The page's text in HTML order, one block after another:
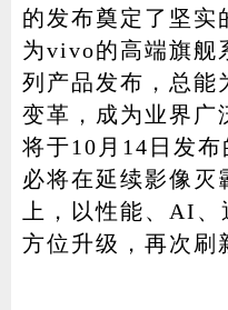
的发布奠定了坚实
为vivo的高端旗舰
列产品发布，总能
变革，成为业界广
将于10月14日发
必将在延续影像灭
上，以性能、AI
方位升级，再次刷